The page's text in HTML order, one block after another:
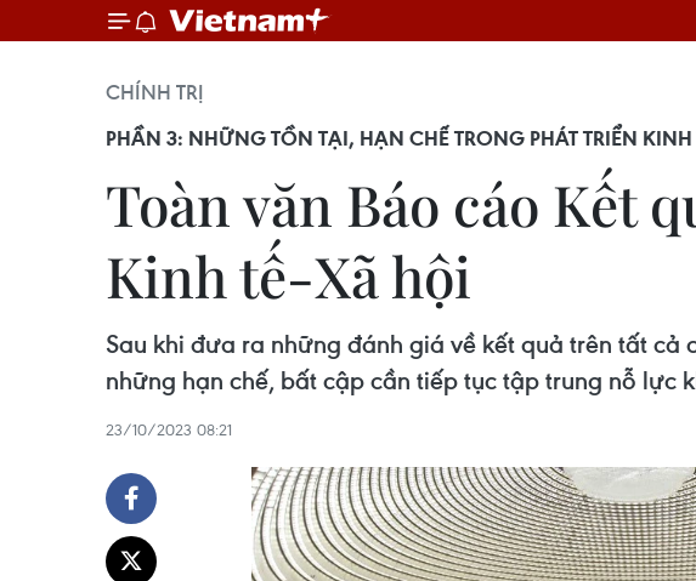
CHÍNH TRỊ
PHẦN 3: NHỮNG TỒN TẠI, HẠN CHẾ TRONG PHÁT TRIỂN KINH
Toàn văn Báo cáo Kết
Kinh tế-Xã hội
Sau khi đưa ra những đánh giá về kết quả trên tất
những hạn chế, bất cập cần tiếp tục tập trung nỗ lực
23/10/2023 08:21